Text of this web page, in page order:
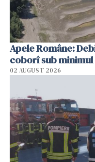
Apele Române:
coborî sub
02 AUGUST 2026